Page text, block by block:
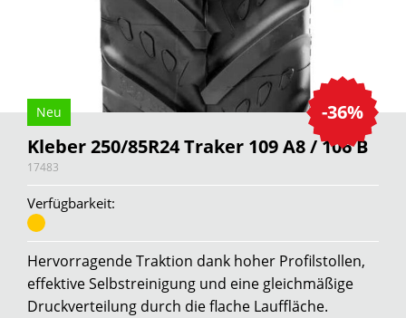
-36%
Neu
Kleber 250/85R24 Traker 109 A8 / 106 B
17483
Verfügbarkeit:
Hervorragende Traktion dank hoher Profilstollen,
effektive Selbstreinigung und eine gleichmäßige
Druckverteilung durch die flache Lauffläche.